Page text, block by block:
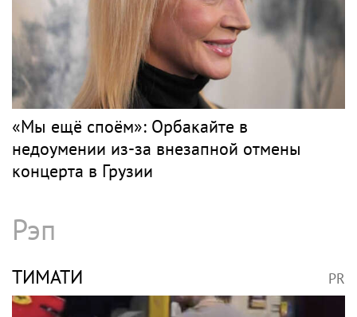
«Мы ещё споём»: Орбакайте в
недоумении из-за внезапной отмены
концерта в Грузии
Рэп
ТИМАТИ PR